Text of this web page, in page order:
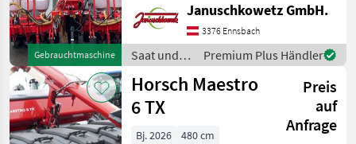
Gebrauchtmaschine
Direktsaatausstattung,
Gummidruckrollen, hydr.
klappbar, Mais,
pneumatisch, elektr.
Überwachung pneum.
Einzelkornsämaschine
Januschkowetz GmbH.
3376 Ennsbach
Saat und
Pflege /
Gaspardo
Premium Plus Händler
Horsch Maestro
6 TX
Preis
auf
Anfrage
Bj. 2026
480 cm